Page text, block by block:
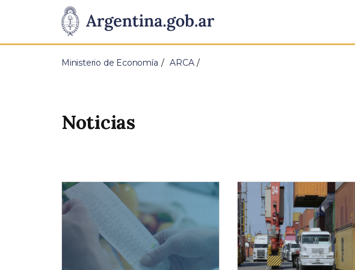
Presidencia
de
Pasar al contenido principal
Ministerio de Economía ARCA
Noticias